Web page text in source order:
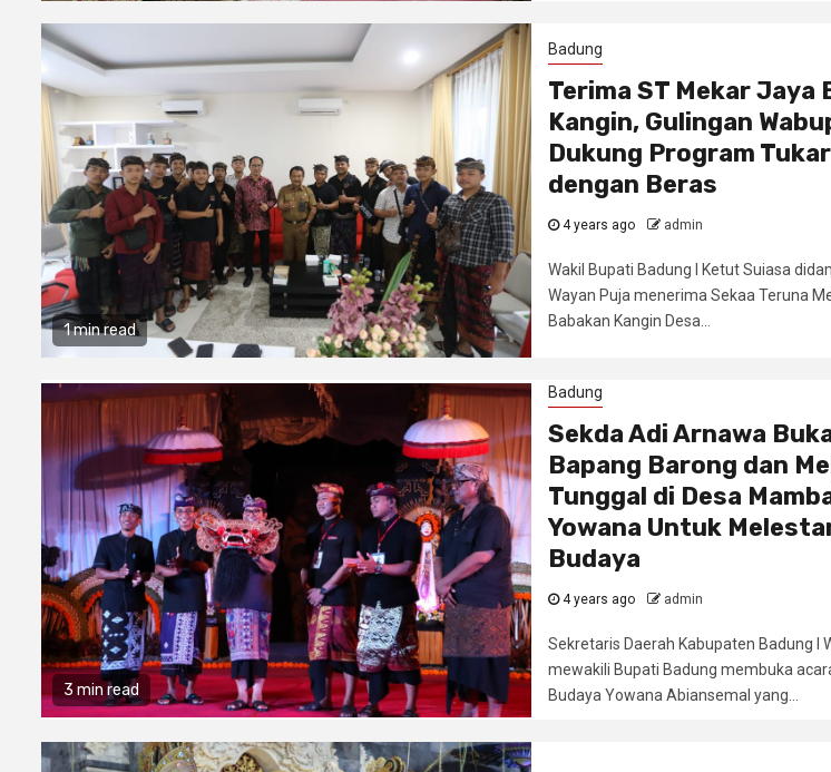
1 min read
Badung
Terima ST Mekar Jaya
Kangin, Gulingan
Dukung Program
dengan Beras
4 years ago admin
Wakil Bupati Badung I Ketut Suiasa
Wayan Puja menerima Sekaa Teruna
Babakan Kangin Desa...
3 min read
Badung
Sekda Adi Arnawa
Bapang Barong dan
Tunggal di Desa
Yowana Untuk
Budaya
4 years ago admin
Sekretaris Daerah Kabupaten Badung I
mewakili Bupati Badung membuka
Budaya Yowana Abiansemal yang...